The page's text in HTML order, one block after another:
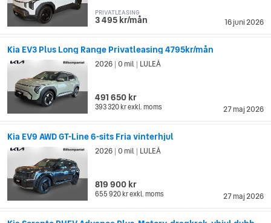
16 juni 2026
PRIVATLEASING
3 495 kr/mån
Kia EV3 Plus Long Range Privatleasing 4795kr/mån
27 maj 2026
2026 0 mil LULEÅ
491 650 kr
393 320 krexkl. moms
Kia EV9 AWD GT-Line 6-sits Fria vinterhjul
27 maj 2026
2026 0 mil LULEÅ
819 900 kr
655 920 krexkl. moms